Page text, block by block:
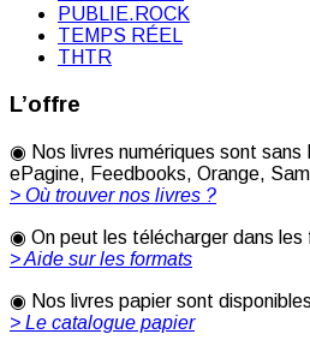
PUBLIE.ROCK
TEMPS RÉEL
THTR
L’offre
◉ Nos livres numériques sont
ePagine, Feedbooks, Orange,
> Où trouver nos livres ?
◉ On peut les télécharger dans
> Aide sur les formats
◉ Nos livres papier sont
> Le catalogue papier